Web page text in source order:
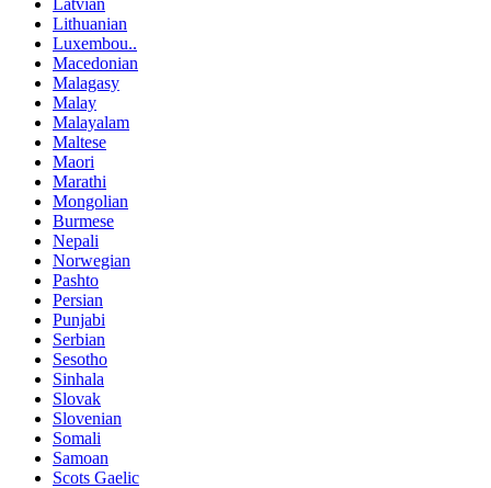
Lithuanian
Luxembou..
Macedonian
Malagasy
Malay
Malayalam
Maltese
Maori
Marathi
Mongolian
Burmese
Nepali
Norwegian
Pashto
Persian
Punjabi
Serbian
Sesotho
Sinhala
Slovak
Slovenian
Somali
Samoan
Scots Gaelic